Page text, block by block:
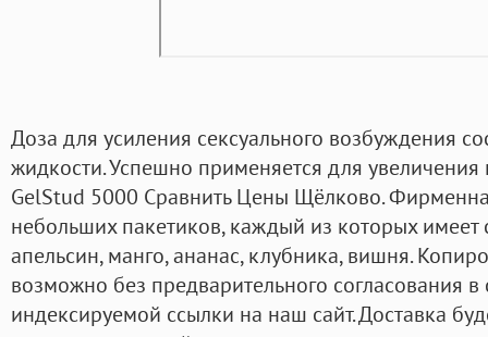
Доза для усиления сексуального возбуждения
жидкости. Успешно применяется для
GelStud 5000 Сравнить Цены Щёлково.
небольших пакетиков, каждый из которых имеет
апельсин, манго, ананас, клубника, вишня.
возможно без предварительного согласования в
индексируемой ссылки на наш сайт. Доставка